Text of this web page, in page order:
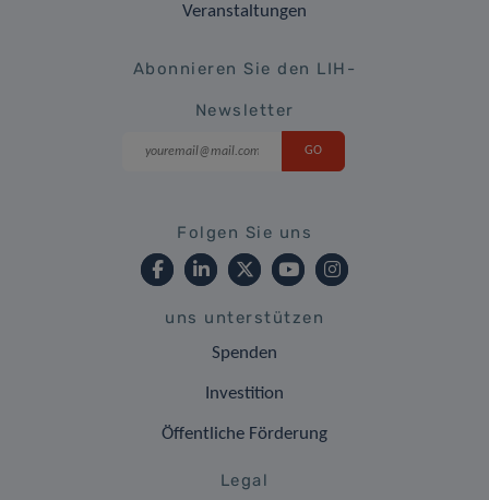
Veranstaltungen
Abonnieren Sie den LIH-
Newsletter
Folgen Sie uns
uns unterstützen
Spenden
Investition
Öffentliche Förderung
Legal